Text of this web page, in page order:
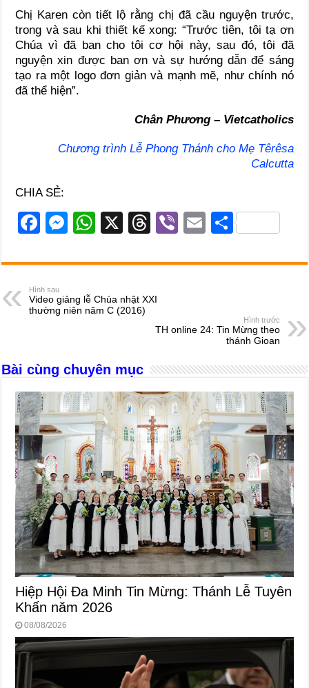
Chị Karen còn tiết lộ rằng chị đã cầu nguyện trước,
trong và sau khi thiết kế xong: “Trước tiên, tôi tạ ơn
Chúa vì đã ban cho tôi cơ hội này, sau đó, tôi đã
nguyện xin được ban ơn và sự hướng dẫn để sáng
tạo ra một logo đơn giản và mạnh mẽ, như chính nó
đã thể hiện”.
Chân Phương – Vietcatholics
Chương trình Lễ Phong Thánh cho Mẹ Têrêsa
Calcutta
CHIA SẺ:
F
c
e
b
k
M
ss
n
W
at
A
X
T
e
d
s
Vi
er
E
ail
S
ar
Hình sau
Video giảng lễ Chúa nhật XXI
thường niên năm C (2016)
Hình trước
TH online 24: Tin Mừng theo
thánh Gioan
Bài cùng chuyên mục
Hiệp Hội Đa Minh Tin Mừng: Thánh Lễ Tuyên
Khấn năm 2026
08/08/2026